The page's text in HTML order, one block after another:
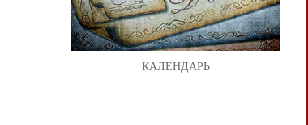
КАЛЕНДАРЬ